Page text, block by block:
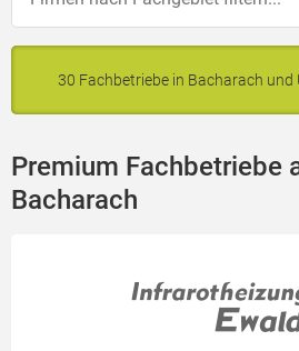
30 Fachbetriebe in Bacharach und
Premium Fachbetriebe
Bacharach